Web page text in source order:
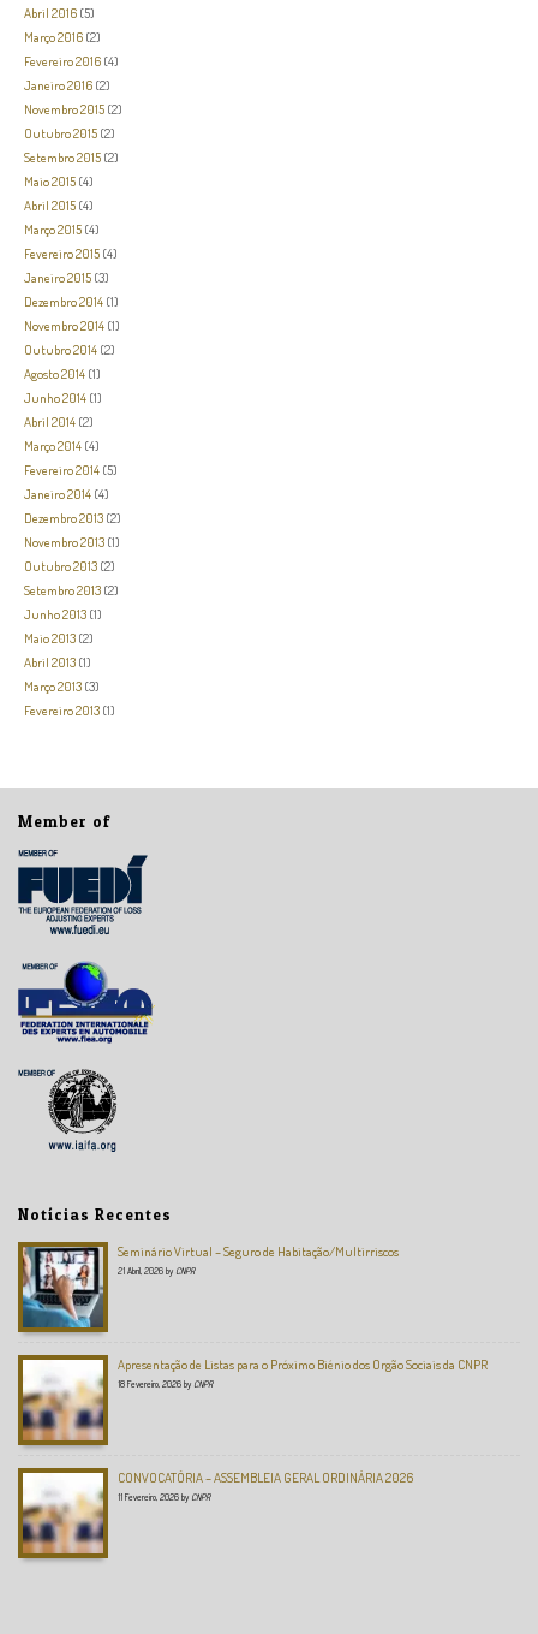
Abril 2016 (5)
Março 2016 (2)
Fevereiro 2016 (4)
Janeiro 2016 (2)
Novembro 2015 (2)
Outubro 2015 (2)
Setembro 2015 (2)
Maio 2015 (4)
Abril 2015 (4)
Março 2015 (4)
Fevereiro 2015 (4)
Janeiro 2015 (3)
Dezembro 2014 (1)
Novembro 2014 (1)
Outubro 2014 (2)
Agosto 2014 (1)
Junho 2014 (1)
Abril 2014 (2)
Março 2014 (4)
Fevereiro 2014 (5)
Janeiro 2014 (4)
Dezembro 2013 (2)
Novembro 2013 (1)
Outubro 2013 (2)
Setembro 2013 (2)
Junho 2013 (1)
Maio 2013 (2)
Abril 2013 (1)
Março 2013 (3)
Fevereiro 2013 (1)
Member of
Notícias Recentes
Seminário Virtual – Seguro de Habitação/Multirriscos
21 Abril, 2026 by CNPR
Apresentação de Listas para o Próximo Biénio dos Orgão Sociais da CNPR
18 Fevereiro, 2026 by CNPR
CONVOCATÓRIA – ASSEMBLEIA GERAL ORDINÁRIA 2026
11 Fevereiro, 2026 by CNPR